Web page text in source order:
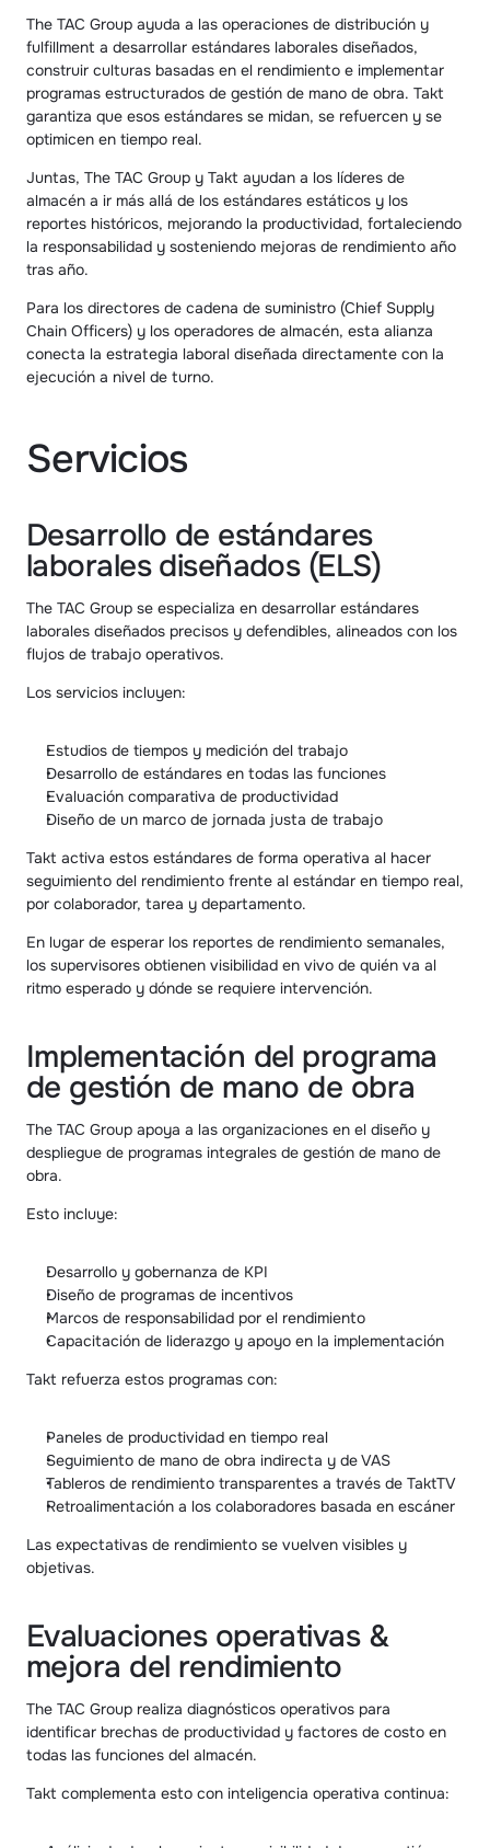
The TAC Group ayuda a las operaciones de distribución y
fulfillment a desarrollar estándares laborales diseñados,
construir culturas basadas en el rendimiento e implementar
programas estructurados de gestión de mano de obra. Takt
garantiza que esos estándares se midan, se refuercen y se
optimicen en tiempo real.
Juntas, The TAC Group y Takt ayudan a los líderes de
almacén a ir más allá de los estándares estáticos y los
reportes históricos, mejorando la productividad, fortaleciendo
la responsabilidad y sosteniendo mejoras de rendimiento año
tras año.
Para los directores de cadena de suministro (Chief Supply
Chain Officers) y los operadores de almacén, esta alianza
conecta la estrategia laboral diseñada directamente con la
ejecución a nivel de turno.
Servicios
Desarrollo de estándares
laborales diseñados (ELS)
The TAC Group se especializa en desarrollar estándares
laborales diseñados precisos y defendibles, alineados con los
flujos de trabajo operativos.
Los servicios incluyen:
Estudios de tiempos y medición del trabajo
Desarrollo de estándares en todas las funciones
Evaluación comparativa de productividad
Diseño de un marco de jornada justa de trabajo
Takt activa estos estándares de forma operativa al hacer
seguimiento del rendimiento frente al estándar en tiempo real,
por colaborador, tarea y departamento.
En lugar de esperar los reportes de rendimiento semanales,
los supervisores obtienen visibilidad en vivo de quién va al
ritmo esperado y dónde se requiere intervención.
Implementación del programa
de gestión de mano de obra
The TAC Group apoya a las organizaciones en el diseño y
despliegue de programas integrales de gestión de mano de
obra.
Esto incluye:
Desarrollo y gobernanza de KPI
Diseño de programas de incentivos
Marcos de responsabilidad por el rendimiento
Capacitación de liderazgo y apoyo en la implementación
Takt refuerza estos programas con:
Paneles de productividad en tiempo real
Seguimiento de mano de obra indirecta y de VAS
Tableros de rendimiento transparentes a través de TaktTV
Retroalimentación a los colaboradores basada en escáner
Las expectativas de rendimiento se vuelven visibles y
objetivas.
Evaluaciones operativas &
mejora del rendimiento
The TAC Group realiza diagnósticos operativos para
identificar brechas de productividad y factores de costo en
todas las funciones del almacén.
Takt complementa esto con inteligencia operativa continua: